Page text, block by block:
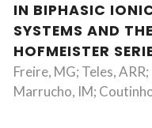
IN BIPHASIC
SYSTEMS AND
HOFMEISTER
Freire, MG; Teles,
Marrucho, IM;